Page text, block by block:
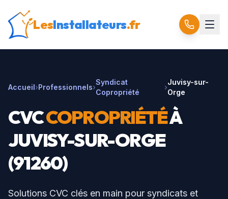
LesInstallateurs.fr
Accueil›Professionnels›
Syndicat
Copropriété
›
Juvisy-sur-
Orge
CVCCOPROPRIÉTÉÀ
JUVISY-SUR-ORGE
(91260)
Solutions CVC clés en main pour syndicats et